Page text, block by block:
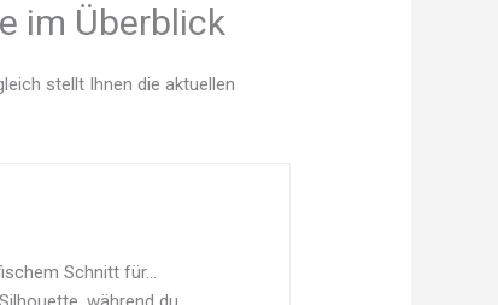
im Überblick
stellt Ihnen die aktuellen
Schnitt für...